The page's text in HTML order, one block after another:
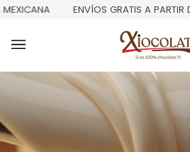
Ir
contenido
ENVÍOS GRATIS A PARTIR